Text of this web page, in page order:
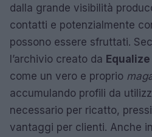
dalla grande visibilità
contatti e potenzialmente
possono essere sfruttati.
l’archivio creato da Equalize
come un vero e proprio
accumulando profili da
necessario per ricatto,
vantaggi per clienti. Anche